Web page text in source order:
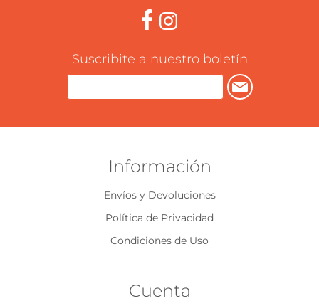
Suscribite a nuestro boletín
Información
Envíos y Devoluciones
Política de Privacidad
Condiciones de Uso
Cuenta